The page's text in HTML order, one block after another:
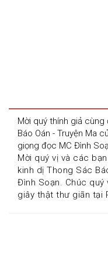
Mời quý thính giả
Báo Oán - Truyện Ma
giọng đọc MC Đình
Mời quý vị và các
kinh dị Thong Sác
Đình Soạn. Chúc
giây thật thư giãn tại